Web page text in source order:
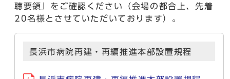
聴要領』をご確認ください（会場の都合上、先着
20名様とさせていただいております）。
長浜市病院再建・再編推進本部設置規程